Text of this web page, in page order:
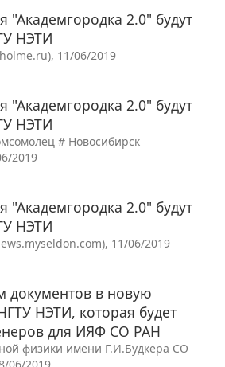
"Академгородка 2.0" будут
НЭТИ
11/06/2019
"Академгородка 2.0" будут
НЭТИ
# Новосибирск
2019
"Академгородка 2.0" будут
НЭТИ
11/06/2019
документов в новую
НЭТИ, которая будет
для ИЯФ СО РАН
физики имени Г.И.Будкера СО